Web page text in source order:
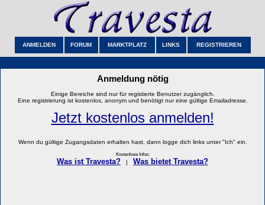
ANMELDEN FORUM MARKTPLATZ LINKS REGISTRIEREN
Anmeldung nötig
Einige Bereiche sind nur für registierte Benutzer zugänglich.
Eine registrierung ist kostenlos, anonym und benötigt nur eine gültige Emailadresse.
Jetzt kostenlos anmelden!
Wenn du gültige Zugangsdaten erhalten hast, dann logge dich links unter "Ich" ein.
Kostenlose Infos:
Was ist Travesta? Was bietet Travesta?